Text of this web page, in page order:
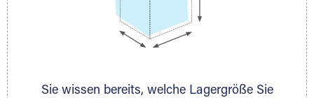
Sie wissen bereits, welche Lagergröße Sie